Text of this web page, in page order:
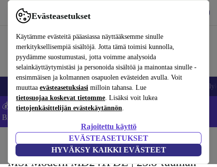
Evästeasetukset
Käytämme evästeitä pääasiassa näyttääksemme sinulle
merkityksellisempiä sisältöjä. Jotta tämä toimisi kunnolla,
pyydämme suostumustasi, jotta voimme analysoida
selainkäyttäytymistäsi ja personoida sisältöä ja mainontaa sinulle -
ensimmäisen ja kolmannen osapuolen evästeiden avulla. Voit
muuttaa evästeasetuksiasi milloin tahansa. Lue
tietosuojaa koskevat tietomme. Lisäksi voit lukea
tietojenkäsittelijän evästekäytännön.
Rajoitettu käyttö
EVÄSTEASETUKSET
HYVÄKSY KAIKKI EVÄSTEET
Käytä refurbed-palvelua nopeasti ja helposti
Matkapuhelimet ja älypuhelimet Kannettavat tietokoneet
💰Säästä -5 % LISÄÄ MacBookeista ja iPadeista – Koodi:
BACK5OFF -
MSI Modern MD241PDE | 23.8-tuuman